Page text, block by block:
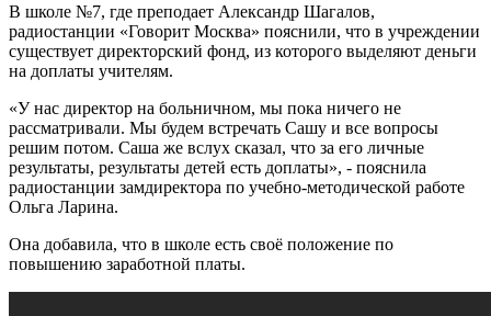
В школе №7, где преподает Александр Шагалов,
радиостанции «Говорит Москва» пояснили, что в учреждении
существует директорский фонд, из которого выделяют деньги
на доплаты учителям.
«У нас директор на больничном, мы пока ничего не
рассматривали. Мы будем встречать Сашу и все вопросы
решим потом. Саша же вслух сказал, что за его личные
результаты, результаты детей есть доплаты», - пояснила
радиостанции замдиректора по учебно-методической работе
Ольга Ларина.
Она добавила, что в школе есть своё положение по
повышению заработной платы.